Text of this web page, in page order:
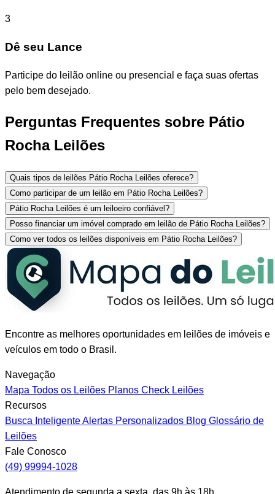
3
Dê seu Lance
Participe do leilão online ou presencial e faça suas ofertas
pelo bem desejado.
Perguntas Frequentes sobre Pátio
Rocha Leilões
Quais tipos de leilões Pátio Rocha Leilões oferece?
Como participar de um leilão em Pátio Rocha Leilões?
Pátio Rocha Leilões é um leiloeiro confiável?
Posso financiar um imóvel comprado em leilão de Pátio Rocha Leilões?
Como ver todos os leilões disponíveis em Pátio Rocha Leilões?
Encontre as melhores oportunidades em leilões de imóveis e
veículos em todo o Brasil.
Navegação
Mapa Todos os Leilões Planos Check Leilões
Recursos
Busca InteligenteAlertas Personalizados Blog Glossário de
Leilões
Fale Conosco
(49) 99994-1028
Atendimento de segunda a sexta, das 9h às 18h